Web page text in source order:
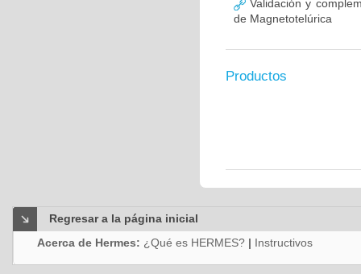
Validación y
de Magnetotelúrica
Productos
Regresar a la página inicial
Acerca de Hermes: ¿Qué es HERMES? | Instructivos